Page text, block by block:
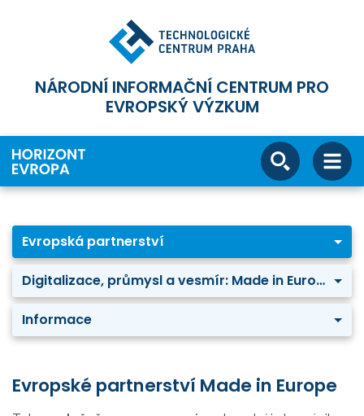
NÁRODNÍ INFORMAČNÍ CENTRUM PRO
EVROPSKÝ VÝZKUM
Evropská partnerství
Digitalizace, průmysl a vesmír: Made in Europe
Informace
Evropské partnerství Made in Europe